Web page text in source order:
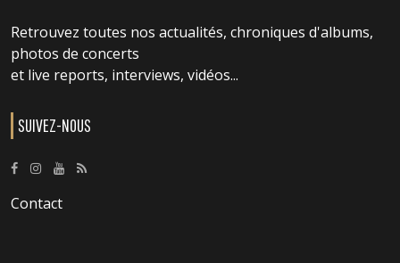
Retrouvez toutes nos actualités, chroniques d'albums,
photos de concerts
et live reports, interviews, vidéos...
SUIVEZ-NOUS
Contact